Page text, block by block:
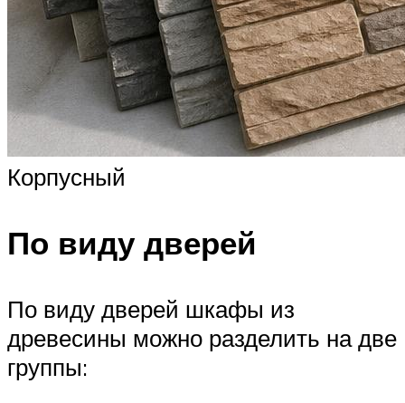
Корпусный
По виду дверей
По виду дверей шкафы из
древесины можно разделить на две
группы: